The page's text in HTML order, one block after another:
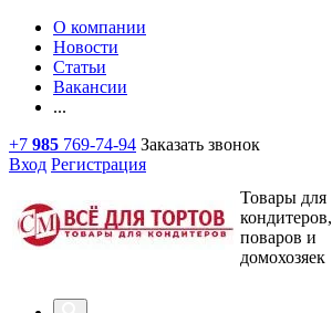
О компании
Новости
Статьи
Вакансии
...
+7 985 769-74-94 Заказать звонок
Вход Регистрация
Товары для
кондитеров,
поваров и
домохозяек